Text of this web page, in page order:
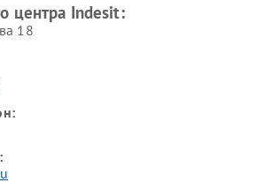
центра Indesit:
18